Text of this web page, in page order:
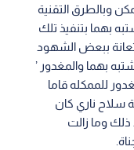
وبالطرق التقنية
بهما بتنفيذ تلك
ببعض الشهود
بهما والمغدور ’
للممكله قاما
سلاح ناري كان
ذلك وما زالت